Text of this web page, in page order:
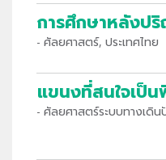
การศึกษาหลังป
- ศัลยศาสตร์, ประเทศไทย
แขนงที่สนใจเป็น
- ศัลยศาสตร์ระบบทางเดิน